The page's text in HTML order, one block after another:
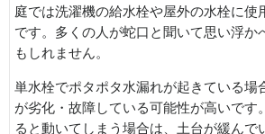
庭では洗濯機の給水栓や屋外の水栓に使
です。多くの人が蛇口と聞いて思い浮か
もしれません。
単水栓でポタポタ水漏れが起きている場
が劣化・故障している可能性が高いです
ると動いてしまう場合は、土台が緩んで